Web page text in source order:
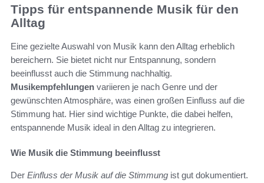
Tipps für entspannende Musik für den
Alltag
Eine gezielte Auswahl von Musik kann den Alltag erheblich
bereichern. Sie bietet nicht nur Entspannung, sondern
beeinflusst auch die Stimmung nachhaltig.
Musikempfehlungen variieren je nach Genre und der
gewünschten Atmosphäre, was einen großen Einfluss auf die
Stimmung hat. Hier sind wichtige Punkte, die dabei helfen,
entspannende Musik ideal in den Alltag zu integrieren.
Wie Musik die Stimmung beeinflusst
Der Einfluss der Musik auf die Stimmung ist gut dokumentiert.